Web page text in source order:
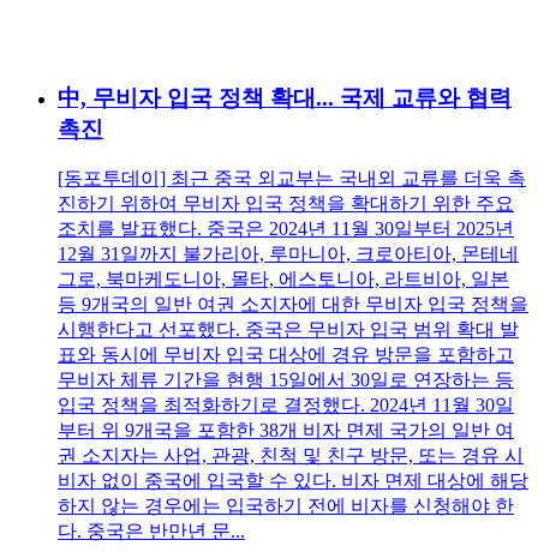
中, 무비자 입국 정책 확대... 국제 교류와 협력
촉진
[동포투데이] 최근 중국 외교부는 국내외 교류를 더욱 촉
진하기 위하여 무비자 입국 정책을 확대하기 위한 주요
조치를 발표했다. 중국은 2024년 11월 30일부터 2025년
12월 31일까지 불가리아, 루마니아, 크로아티아, 몬테네
그로, 북마케도니아, 몰타, 에스토니아, 라트비아, 일본
등 9개국의 일반 여권 소지자에 대한 무비자 입국 정책을
시행한다고 선포했다. 중국은 무비자 입국 범위 확대 발
표와 동시에 무비자 입국 대상에 경유 방문을 포함하고
무비자 체류 기간을 현행 15일에서 30일로 연장하는 등
입국 정책을 최적화하기로 결정했다. 2024년 11월 30일
부터 위 9개국을 포함한 38개 비자 면제 국가의 일반 여
권 소지자는 사업, 관광, 친척 및 친구 방문, 또는 경유 시
비자 없이 중국에 입국할 수 있다. 비자 면제 대상에 해당
하지 않는 경우에는 입국하기 전에 비자를 신청해야 한
다. 중국은 반만년 문...